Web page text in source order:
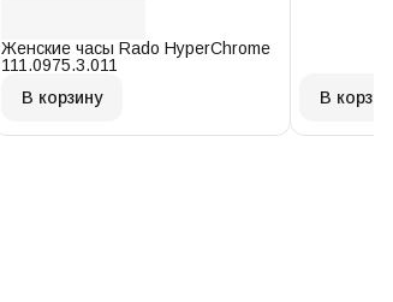
Женские часы Rado HyperChrome
111.0975.3.011
В корзину
В